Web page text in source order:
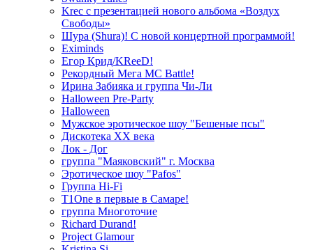
Krec с презентацией нового альбома «Воздух
Свободы»
Шура (Shura)! С новой концертной программой!
Eximinds
Егор Крид/KReeD!
Рекордный Мега МС Battle!
Ирина Забияка и группа Чи-Ли
Halloween Pre-Party
Halloween
Мужское эротическое шоу "Бешеные псы"
Дискотека ХХ века
Лок - Дог
группа "Маяковский" г. Москва
Эротическое шоу "Pafos"
Группа Hi-Fi
T1One в первые в Самаре!
группа Многоточие
Richard Durand!
Project Glamour